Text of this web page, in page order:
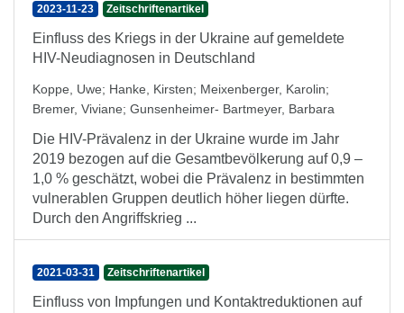
2023-11-23 Zeitschriftenartikel
Einfluss des Kriegs in der Ukraine auf gemeldete
HIV-Neudiagnosen in Deutschland
Koppe, Uwe; Hanke, Kirsten; Meixenberger, Karolin;
Bremer, Viviane; Gunsenheimer- Bartmeyer, Barbara
Die HIV-Prävalenz in der Ukraine wurde im Jahr
2019 bezogen auf die Gesamtbevölkerung auf 0,9 –
1,0 % geschätzt, wobei die Prävalenz in bestimmten
vulnerablen Gruppen deutlich höher liegen dürfte.
Durch den Angriffskrieg ...
2021-03-31 Zeitschriftenartikel
Einfluss von Impfungen und Kontaktreduktionen auf